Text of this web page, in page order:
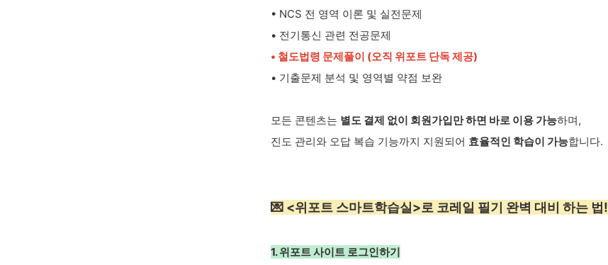
• NCS 전 영역 이론 및 실전문제
• 전기통신 관련 전공문제
• 철도법령 문제풀이 (오직 위포트 단독 제공)
• 기출문제 분석 및 영역별 약점 보완
모든 콘텐츠는 별도 결제 없이 회원가입만 하면 바로 이용 가능하며,
진도 관리와 오답 복습 기능까지 지원되어 효율적인 학습이 가능합니다.
💌 <위포트 스마트학습실>로 코레일 필기 완벽 대비 하는 법!
1. 위포트 사이트 로그인하기